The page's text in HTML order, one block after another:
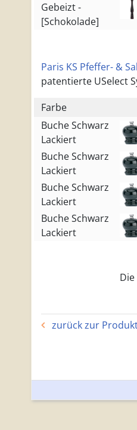
Gebeizt -
[Schokolade]
Paris KS Pfeffer- &
patentierte USelect
Farbe
Buche Schwarz
Lackiert
Buche Schwarz
Lackiert
Buche Schwarz
Lackiert
Buche Schwarz
Lackiert
zurück zur